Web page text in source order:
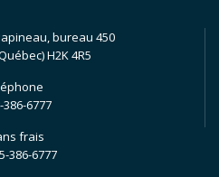
bureau 450
H2K 4R5
386-6777
frais
386-6777